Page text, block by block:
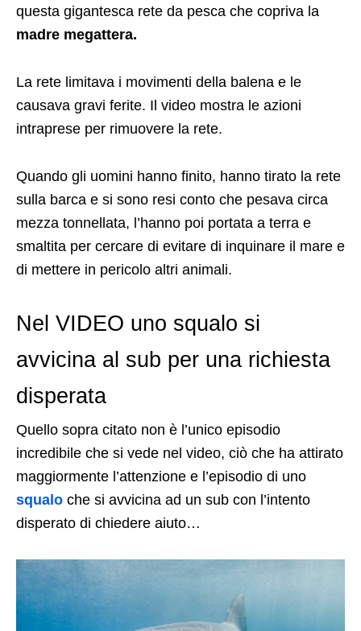
questa gigantesca rete da pesca che copriva la
madre megattera.
La rete limitava i movimenti della balena e le
causava gravi ferite. Il video mostra le azioni
intraprese per rimuovere la rete.
Quando gli uomini hanno finito, hanno tirato la rete
sulla barca e si sono resi conto che pesava circa
mezza tonnellata, l’hanno poi portata a terra e
smaltita per cercare di evitare di inquinare il mare e
di mettere in pericolo altri animali.
Nel VIDEO uno squalo si
avvicina al sub per una richiesta
disperata
Quello sopra citato non è l’unico episodio
incredibile che si vede nel video, ciò che ha attirato
maggiormente l’attenzione e l’episodio di uno
squalo che si avvicina ad un sub con l’intento
disperato di chiedere aiuto…